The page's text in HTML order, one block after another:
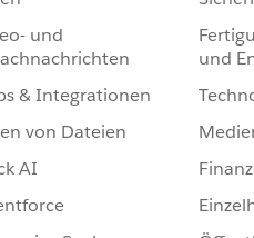
und
& Integrationen
von Dateien
AI
und